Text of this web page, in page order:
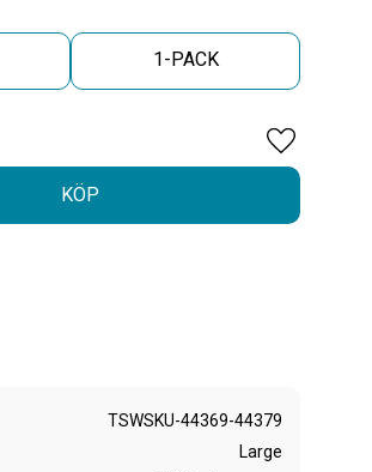
1-PACK
KÖP
Lägg till i
TSWSKU-44369-44379
Large